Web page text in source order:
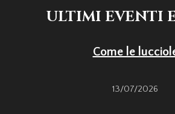
ULTIMI EVENTI
Come le
13/07/2026